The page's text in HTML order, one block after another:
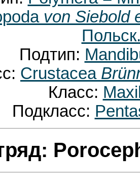
von Siebold
Подтип:
Crustacea
Класс:
Подкласс: